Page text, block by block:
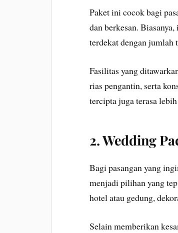
Paket ini cocok bagi
dan berkesan.
terdekat dengan jumlah
Fasilitas yang
rias pengantin, serta
tercipta juga terasa
2. Wedding
Bagi pasangan yang
menjadi pilihan yang
hotel atau gedung,
Selain memberikan